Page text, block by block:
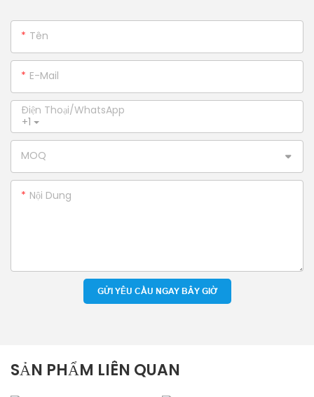
Tên
E-Mail
+1
Điện Thoại/WhatsApp
MOQ
Nội Dung
GỬI YÊU CẦU NGAY BÂY GIỜ
SẢN PHẨM LIÊN QUAN